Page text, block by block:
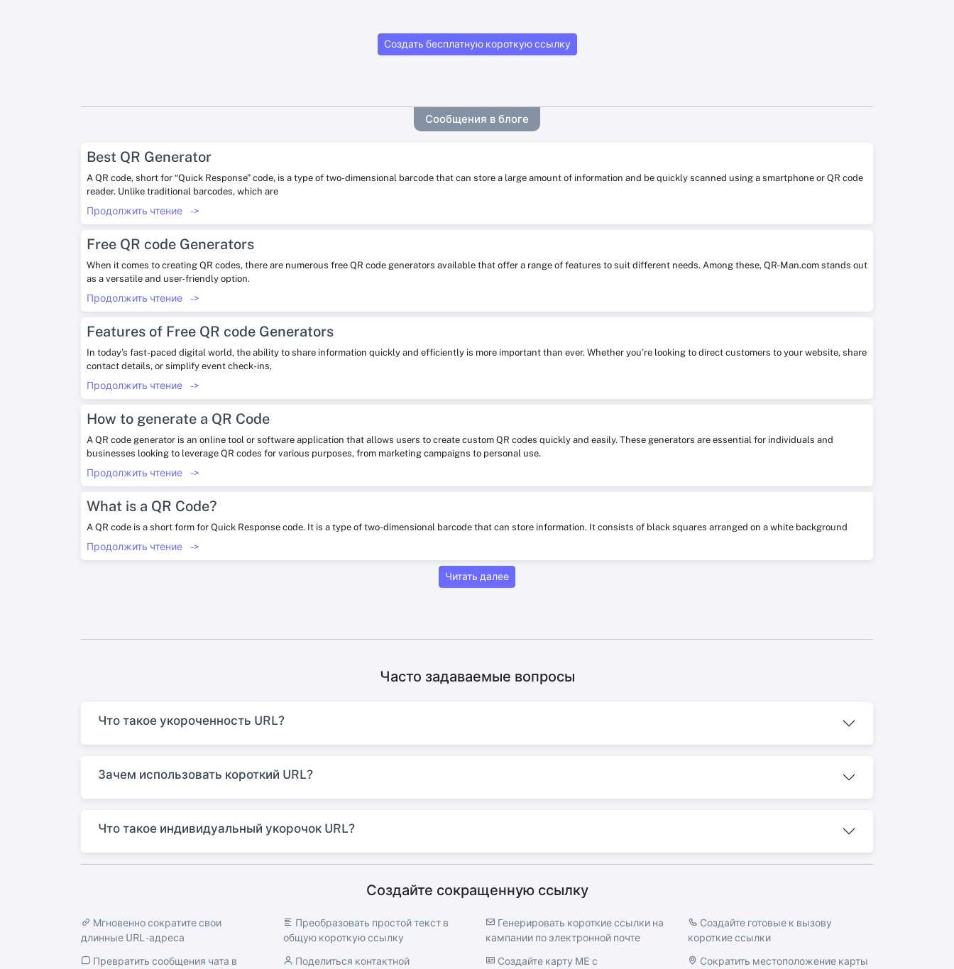
Создать бесплатную короткую ссылку
Сообщения в блоге
Best QR Generator
A QR code, short for “Quick Response” code, is a type of two-dimensional barcode that can store a large amount of information and be quickly scanned using a smartphone or QR code
reader. Unlike traditional barcodes, which are
Продолжить чтение ->
Free QR code Generators
When it comes to creating QR codes, there are numerous free QR code generators available that offer a range of features to suit different needs. Among these, QR-Man.com stands out
as a versatile and user-friendly option.
Продолжить чтение ->
Features of Free QR code Generators
In today’s fast-paced digital world, the ability to share information quickly and efficiently is more important than ever. Whether you’re looking to direct customers to your website, share
contact details, or simplify event check-ins,
Продолжить чтение ->
How to generate a QR Code
A QR code generator is an online tool or software application that allows users to create custom QR codes quickly and easily. These generators are essential for individuals and
businesses looking to leverage QR codes for various purposes, from marketing campaigns to personal use.
Продолжить чтение ->
What is a QR Code?
A QR code is a short form for Quick Response code. It is a type of two-dimensional barcode that can store information. It consists of black squares arranged on a white background
Продолжить чтение ->
Читать далее
Часто задаваемые вопросы
Что такое укороченность URL?
Зачем использовать короткий URL?
Что такое индивидуальный укорочок URL?
Создайте сокращенную ссылку
Мгновенно сократите свои
длинные URL -адреса
Преобразовать простой текст в
общую короткую ссылку
Генерировать короткие ссылки на
кампании по электронной почте
Создайте готовые к вызову
короткие ссылки
Превратить сообщения чата в Поделиться контактной Создайте карту ME с Сократить местоположение карты